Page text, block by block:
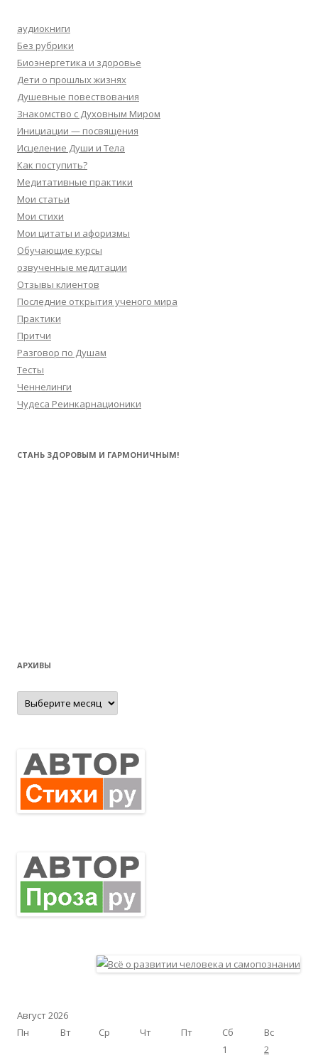
аудиокниги
Без рубрики
Биоэнергетика и здоровье
Дети о прошлых жизнях
Душевные повествования
Знакомство с Духовным Миром
Инициации — посвящения
Исцеление Души и Тела
Как поступить?
Медитативные практики
Мои статьи
Мои стихи
Мои цитаты и афоризмы
Обучающие курсы
озвученные медитации
Отзывы клиентов
Последние открытия ученого мира
Практики
Притчи
Разговор по Душам
Тесты
Ченнелинги
Чудеса Реинкарнационики
СТАНЬ ЗДОРОВЫМ И ГАРМОНИЧНЫМ!
АРХИВЫ
Архивы
Август 2026
Пн
Вт Ср Чт Пт Сб
Вс
1
2